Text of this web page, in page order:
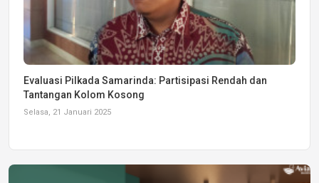
Evaluasi Pilkada Samarinda: Partisipasi Rendah dan
Tantangan Kolom Kosong
Selasa, 21 Januari 2025